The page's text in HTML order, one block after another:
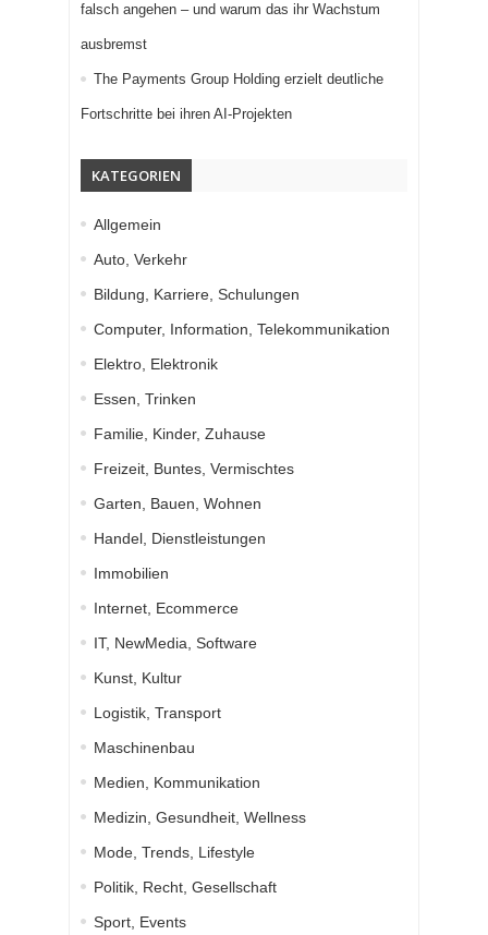
falsch angehen – und warum das ihr Wachstum
ausbremst
The Payments Group Holding erzielt deutliche
Fortschritte bei ihren AI-Projekten
KATEGORIEN
Allgemein
Auto, Verkehr
Bildung, Karriere, Schulungen
Computer, Information, Telekommunikation
Elektro, Elektronik
Essen, Trinken
Familie, Kinder, Zuhause
Freizeit, Buntes, Vermischtes
Garten, Bauen, Wohnen
Handel, Dienstleistungen
Immobilien
Internet, Ecommerce
IT, NewMedia, Software
Kunst, Kultur
Logistik, Transport
Maschinenbau
Medien, Kommunikation
Medizin, Gesundheit, Wellness
Mode, Trends, Lifestyle
Politik, Recht, Gesellschaft
Sport, Events